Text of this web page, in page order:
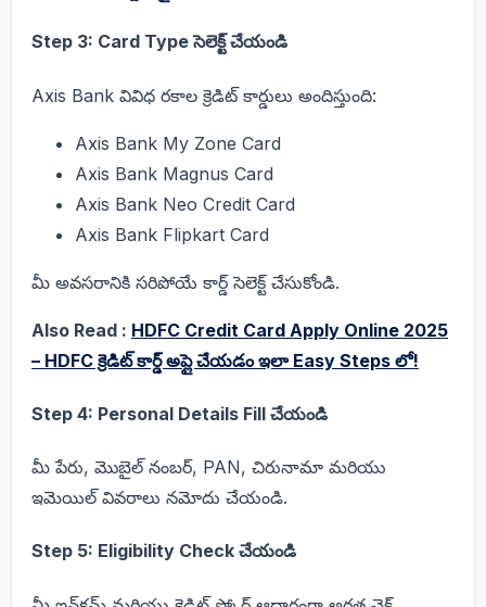
Step 3: Card Type సెలెక్ట్ చేయండి
Axis Bank వివిధ రకాల క్రెడిట్ కార్డులు అందిస్తుంది:
Axis Bank My Zone Card
Axis Bank Magnus Card
Axis Bank Neo Credit Card
Axis Bank Flipkart Card
మీ అవసరానికి సరిపోయే కార్డ్ సెలెక్ట్ చేసుకోండి.
Also Read : HDFC Credit Card Apply Online 2025
– HDFC క్రెడిట్ కార్డ్‌ అప్లై చేయడం ఇలా Easy Steps లో!
Step 4: Personal Details Fill చేయండి
మీ పేరు, మొబైల్ నంబర్, PAN, చిరునామా మరియు
ఇమెయిల్ వివరాలు నమోదు చేయండి.
Step 5: Eligibility Check చేయండి